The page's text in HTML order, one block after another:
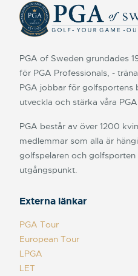
PGA of Sweden grundades
för PGA Professionals, -
PGA jobbar för golfsportens
utveckla och stärka våra
PGA består av över 1200
medlemmar som alla är
golfspelaren och
utgångspunkt.
Externa länkar
PGA Tour
European Tour
LPGA
LET